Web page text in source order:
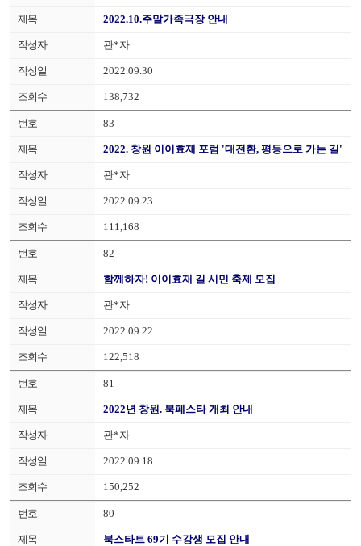
2022.10.주말가족극장 안내
관*자
2022.09.30
138,732
83
2022. 창원 이이효재 포럼 '대전환, 평등으로 가는 길'
관*자
2022.09.23
111,168
82
함께하자! 이이효재 길 시민 축제 모집
관*자
2022.09.22
122,518
81
2022년 창원. 북페스타 개최 안내
관*자
2022.09.18
150,252
80
북스타트 69기 수강생 모집 안내